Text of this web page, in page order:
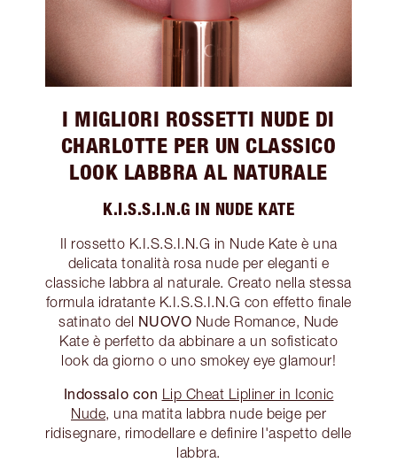
I MIGLIORI ROSSETTI NUDE DI
CHARLOTTE PER UN CLASSICO
LOOK LABBRA AL NATURALE
K.I.S.S.I.N.G IN NUDE KATE
Il rossetto K.I.S.S.I.N.G in Nude Kate è una
delicata tonalità rosa nude per eleganti e
classiche labbra al naturale. Creato nella stessa
formula idratante K.I.S.S.I.N.G con effetto finale
satinato del NUOVO Nude Romance, Nude
Kate è perfetto da abbinare a un sofisticato
look da giorno o uno smokey eye glamour!
Indossalo con Lip Cheat Lipliner in Iconic
Nude, una matita labbra nude beige per
ridisegnare, rimodellare e definire l'aspetto delle
labbra.